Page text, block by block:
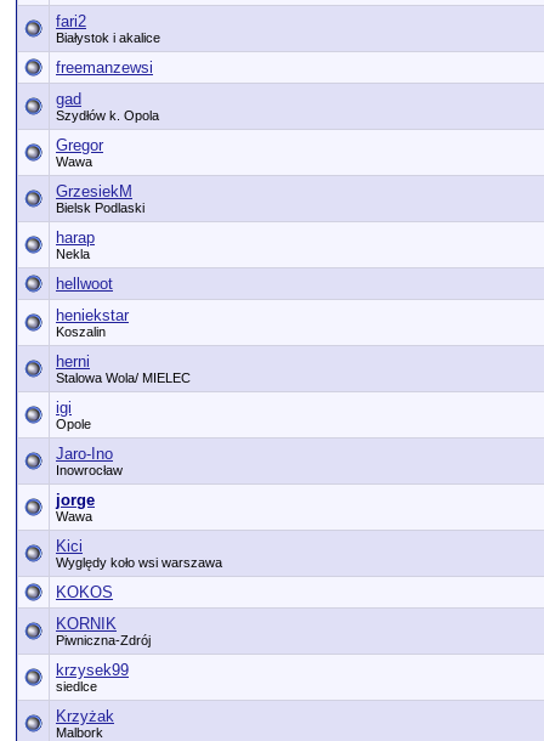
fari2
Białystok i akalice
freemanzewsi
gad
Szydłów k. Opola
Gregor
Wawa
GrzesiekM
Bielsk Podlaski
harap
Nekla
hellwoot
heniekstar
Koszalin
herni
Stalowa Wola/ MIELEC
igi
Opole
Jaro-Ino
Inowrocław
jorge
Wawa
Kici
Wyględy koło wsi warszawa
KOKOS
KORNIK
Piwniczna-Zdrój
krzysek99
siedlce
Krzyżak
Malbork